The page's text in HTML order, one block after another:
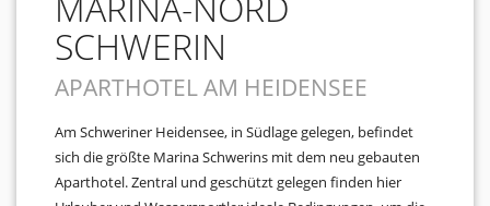
SCHWERIN
APARTHOTEL AM HEIDENSEE
Am Schweriner Heidensee, in Südlage gelegen, befindet
sich die größte Marina Schwerins mit dem neu gebauten
Aparthotel. Zentral und geschützt gelegen finden hier